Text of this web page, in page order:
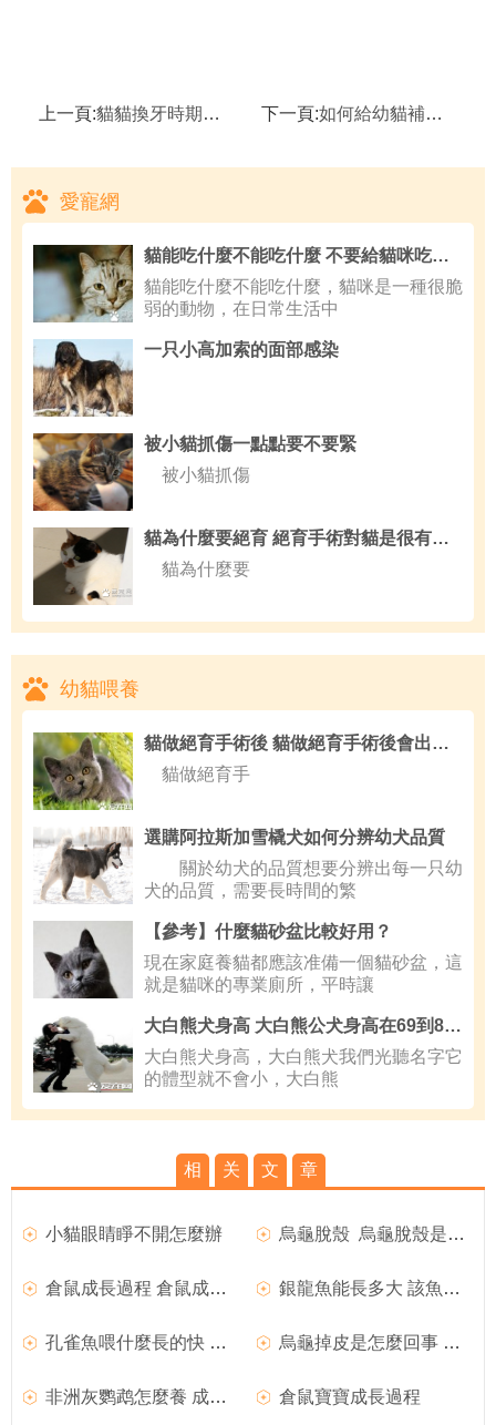
上一頁:貓貓換牙時期需要留意 下一頁:如何給幼貓補充營養
愛寵網
貓能吃什麼不能吃什麼 不要給貓咪吃的太雜
貓能吃什麼不能吃什麼，貓咪是一種很脆
弱的動物，在日常生活中
一只小高加索的面部感染
被小貓抓傷一點點要不要緊
被小貓抓傷
貓為什麼要絕育 絕育手術對貓是很有必要
貓為什麼要
幼貓喂養
貓做絕育手術後 貓做絕育手術後會出現的狀況
貓做絕育手
選購阿拉斯加雪橇犬如何分辨幼犬品質
關於幼犬的品質想要分辨出每一只幼
犬的品質，需要長時間的繁
【參考】什麼貓砂盆比較好用？
現在家庭養貓都應該准備一個貓砂盆，這
就是貓咪的專業廁所，平時讓
大白熊犬身高 大白熊公犬身高在69到81厘米
大白熊犬身高，大白熊犬我們光聽名字它
的體型就不會小，大白熊
相 关 文 章
小貓眼睛睜不開怎麼辦 烏龜脫殼 烏龜脫殼是它成長的自然現象
倉鼠成長過程 倉鼠成長過程需要注意的事項 銀龍魚能長多大 該魚成長速度比較快
孔雀魚喂什麼長的快 幼魚快速成長喂食技巧 烏龜掉皮是怎麼回事 是小烏龜成長的標志
非洲灰鹦鹉怎麼養 成長過程必須補充維生素 倉鼠寶寶成長過程